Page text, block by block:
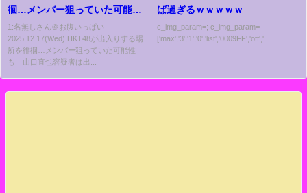
徊…メンバー狙っていた可能性
も 山口直也容疑者は出入り口
近辺で注意された後に犯行か
福岡刺傷事件
1:名無しさん＠お腹いっぱい
2025.12.17(Wed) HKT48が出入りする場
所を徘徊…メンバー狙っていた可能性
も 山口直也容疑者は出...
ば過ぎるｗｗｗｗｗ
c_img_param=; c_img_param=
['max','3','1','0','list','0009FF','off','…....